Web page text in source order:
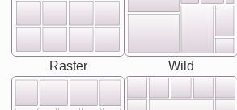
Raster Wild